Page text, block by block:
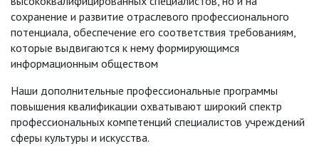
сохранение и развитие отраслевого профессионального
потенциала, обеспечение его соответствия требованиям,
которые выдвигаются к нему формирующимся
информационным обществом
Наши дополнительные профессиональные программы
повышения квалификации охватывают широкий спектр
профессиональных компетенций специалистов учреждений
сферы культуры и искусства.